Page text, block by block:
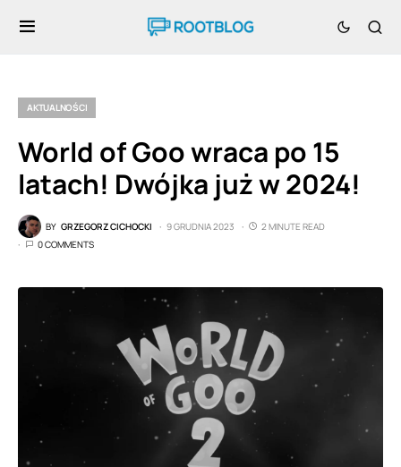
AKTUALNOŚCI
World of Goo wraca po 15
latach! Dwójka już w 2024!
BY GRZEGORZ CICHOCKI 9 GRUDNIA 2023
2 MINUTE READ
0 COMMENTS